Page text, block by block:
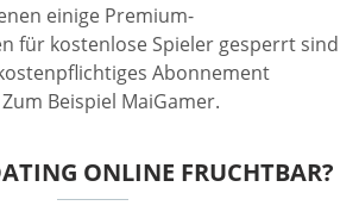
einige Premium-
für kostenlose Spieler gesperrt sind
Abonnement
Beispiel MaiGamer.
ONLINE FRUCHTBAR?